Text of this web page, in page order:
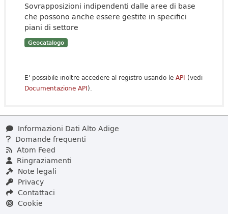
Sovrapposizioni indipendenti dalle aree di base
che possono anche essere gestite in specifici
piani di settore
Geocatalogo
E' possibile inoltre accedere al registro usando le API (vedi
Documentazione API).
Informazioni Dati Alto Adige
Domande frequenti
Atom Feed
Ringraziamenti
Note legali
Privacy
Contattaci
Cookie